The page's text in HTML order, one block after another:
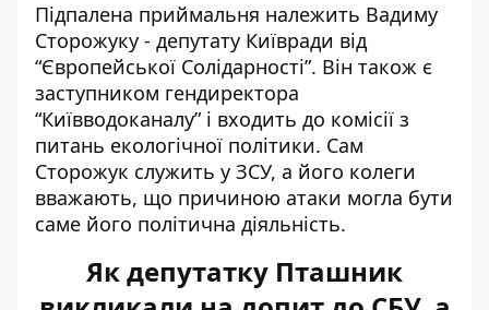
Підпалена приймальня належить Вадиму
Сторожуку - депутату Київради від
“Європейської Солідарності”. Він також є
заступником гендиректора
“Київводоканалу” і входить до комісії з
питань екологічної політики. Сам
Сторожук служить у ЗСУ, а його колеги
вважають, що причиною атаки могла бути
саме його політична діяльність.
Як депутатку Пташник